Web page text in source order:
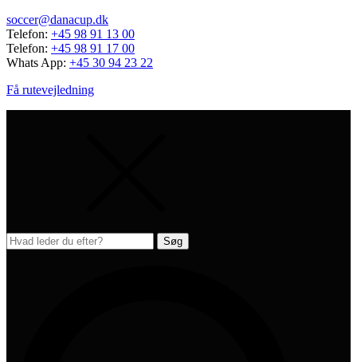
soccer@danacup.dk
Telefon: +45 98 91 13 00
Telefon: +45 98 91 17 00
Whats App: +45 30 94 23 22
Få rutevejledning